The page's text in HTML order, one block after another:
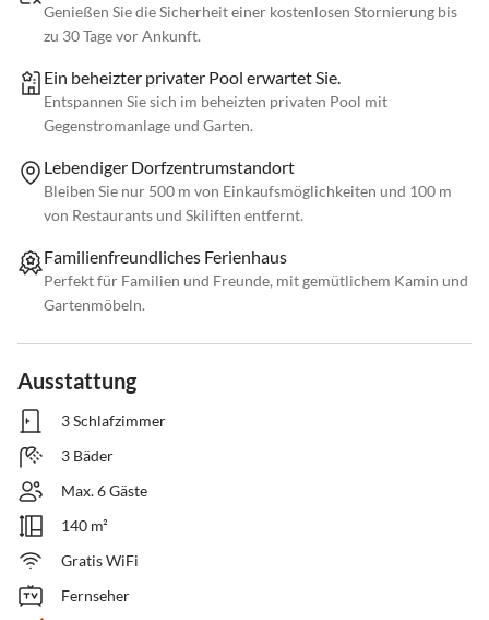
Genießen Sie die Sicherheit einer kostenlosen Stornierung bis
zu 30 Tage vor Ankunft.
Ein beheizter privater Pool erwartet Sie.
Entspannen Sie sich im beheizten privaten Pool mit
Gegenstromanlage und Garten.
Lebendiger Dorfzentrumstandort
Bleiben Sie nur 500 m von Einkaufsmöglichkeiten und 100 m
von Restaurants und Skiliften entfernt.
Familienfreundliches Ferienhaus
Perfekt für Familien und Freunde, mit gemütlichem Kamin und
Gartenmöbeln.
Ausstattung
3 Schlafzimmer
3 Bäder
Max. 6 Gäste
140 m²
Gratis WiFi
Fernseher